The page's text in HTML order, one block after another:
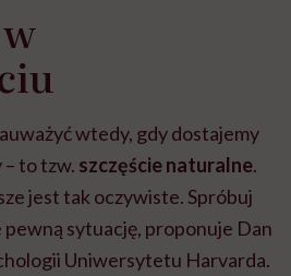
wtedy, gdy dostajemy
to tzw. szczęście naturalne.
jest tak oczywiste. Spróbuj
sytuację, proponuje Dan
Uniwersytetu Harvarda.